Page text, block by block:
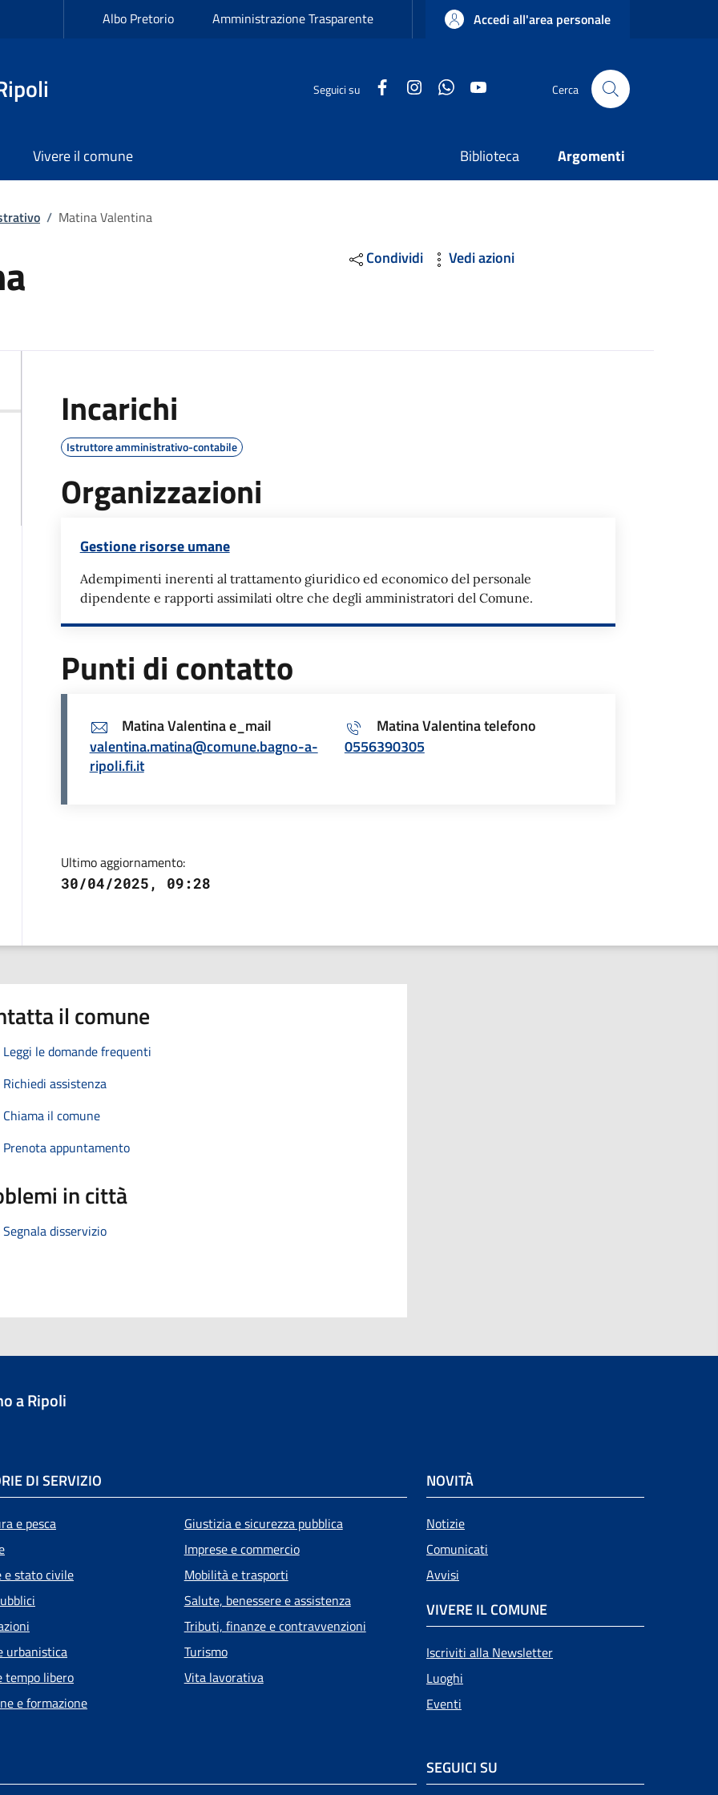
Albo Pretorio Amministrazione Trasparente Accedi all'area personale
Seguici su FacebookInstagramWhatsApp Cerca
Vivere il comune Biblioteca Argomenti
/ Matina Valentina
Condividi Vedi azioni
Incarichi
Istruttore amministrativo-contabile
Organizzazioni
Gestione risorse umane
Adempimenti inerenti al trattamento giuridico ed economico del personale
dipendente e rapporti assimilati oltre che degli amministratori del Comune.
Punti di contatto
Matina Valentina e_mail
valentina.matina@comune.bagno-a-
ripoli.fi.it
Matina Valentina telefono
0556390305
Ultimo aggiornamento:
30/04/2025, 09:28
il comune
Leggi le domande frequenti
Richiedi assistenza
Chiama il comune
Prenota appuntamento
in città
Segnala disservizio
a Ripoli
DI SERVIZIO
e pesca
e stato civile
urbanistica
tempo libero
e formazione
Giustizia e sicurezza pubblica
Imprese e commercio
Mobilità e trasporti
Salute, benessere e assistenza
Tributi, finanze e contravvenzioni
Turismo
Vita lavorativa
NOVITÀ
Notizie
Comunicati
Avvisi
VIVERE IL COMUNE
Iscriviti alla Newsletter
Luoghi
Eventi
SEGUICI SU